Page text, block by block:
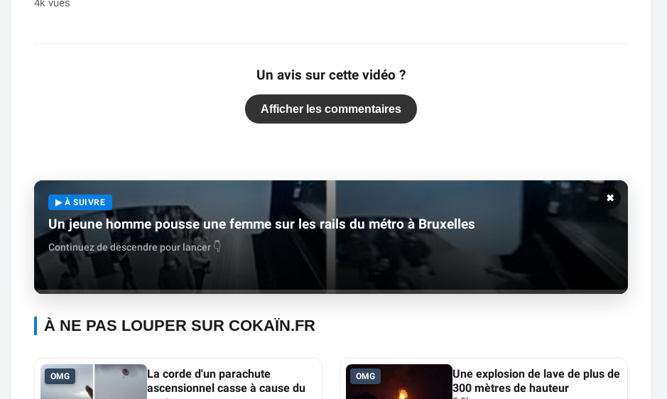
4k vues
Un avis sur cette vidéo ?
Afficher les commentaires
✖
▶ À SUIVRE
Un jeune homme pousse une femme sur les rails du métro à Bruxelles
Continuez de descendre pour lancer 👇
À NE PAS LOUPER SUR COKAÏN.FR
OMG
La corde d'un parachute
ascensionnel casse à cause du
OMG
Une explosion de lave de plus de
300 mètres de hauteur